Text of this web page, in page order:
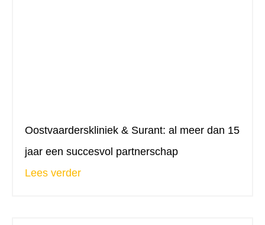
Oostvaarderskliniek & Surant: al meer dan 15
jaar een succesvol partnerschap
Lees verder